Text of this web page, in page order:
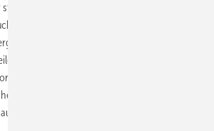
Bedarfe an grünem Strom gedeckt
es einen effizienten und kostenoptimalen
„Forschung und Entwicklung sind
des Weges, der vor uns liegt: Innovationen
für weitere Kostensenkungen, und
dabei, die zur Verfügung stehenden
See so effizient wie möglich zu nutzen.“ (kw)